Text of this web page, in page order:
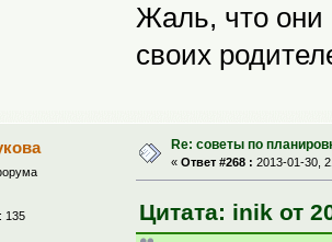
Жаль, что они
своих
135
Re: советы по
« Ответ #268 : 2013-01-30,
Цитата: inik от